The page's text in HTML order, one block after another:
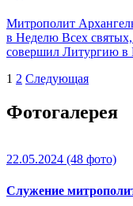
Митрополит
в Неделю Всех
совершил Литургию в
1 2 Следующая
Фотогалерея
22.05.2024 (48 фото)
Служение